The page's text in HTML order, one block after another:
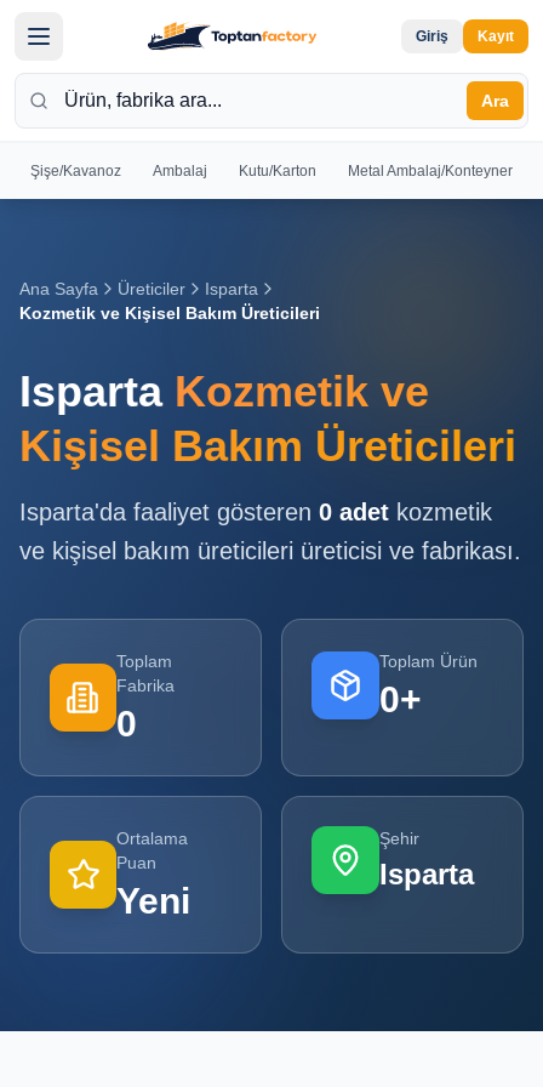
Giriş Kayıt
Ara
Şişe/Kavanoz Ambalaj Kutu/Karton Metal Ambalaj/Konteyner
Giriş yapın
veya kayıt
Giriş
Yap
Kayıt
Ana
Sayfa
Tüm
Ürünler
POPÜLER
KATEGORILER
Şişe ve Kavanoz Üreticileri
Ambalaj Üreticileri
Ana Sayfa Üreticiler
Isparta
Kozmetik ve Kişisel Bakım Üreticileri
Isparta Kozmetik ve
Kişisel Bakım Üreticileri
Isparta'da faaliyet gösteren 0 adet kozmetik
ve kişisel bakım üreticileri üreticisi ve fabrikası.
Toplam
Fabrika
0
Toplam Ürün
0+
Ortalama
Puan
Yeni
Şehir
Isparta